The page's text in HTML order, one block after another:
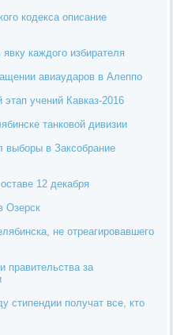
кодекса описание
каждого избирателя
авиаударов в Алеппо
учений Кавказ-2016
танковой дивизии
выборы в Заксобрание
12 декабря
Озерск
не отреагировавшего
правительства за
стипендии получат все, кто